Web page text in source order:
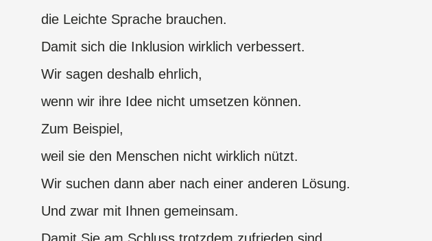
die Leichte Sprache brauchen.
Damit sich die Inklusion wirklich verbessert.
Wir sagen deshalb ehrlich,
wenn wir ihre Idee nicht umsetzen können.
Zum Beispiel,
weil sie den Menschen nicht wirklich nützt.
Wir suchen dann aber nach einer anderen Lösung.
Und zwar mit Ihnen gemeinsam.